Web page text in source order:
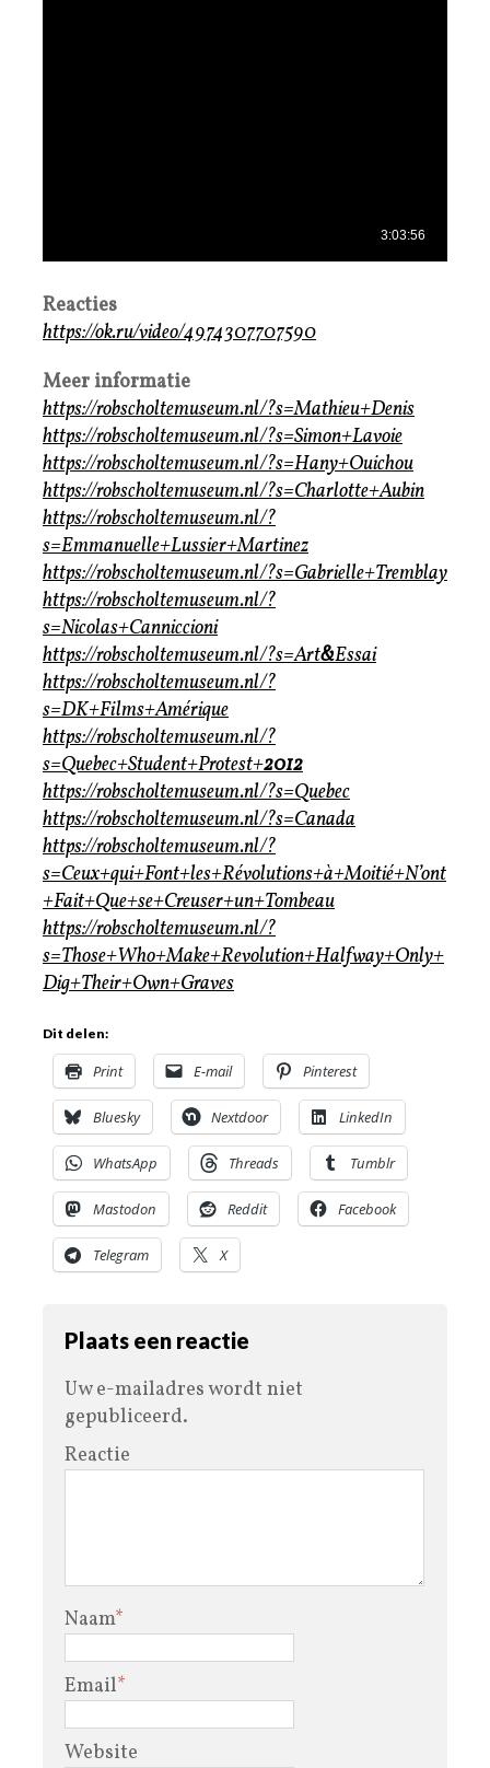
Reacties
https://ok.ru/video/4974307707590
Meer informatie
https://robscholtemuseum.nl/?s=Mathieu+Denis
https://robscholtemuseum.nl/?s=Simon+Lavoie
https://robscholtemuseum.nl/?s=Hany+Ouichou
https://robscholtemuseum.nl/?s=Charlotte+Aubin
https://robscholtemuseum.nl/?
s=Emmanuelle+Lussier+Martinez
https://robscholtemuseum.nl/?s=Gabrielle+Tremblay
https://robscholtemuseum.nl/?
s=Nicolas+Canniccioni
https://robscholtemuseum.nl/?s=Art&Essai
https://robscholtemuseum.nl/?
s=DK+Films+Amérique
https://robscholtemuseum.nl/?
s=Quebec+Student+Protest+2012
https://robscholtemuseum.nl/?s=Quebec
https://robscholtemuseum.nl/?s=Canada
https://robscholtemuseum.nl/?
s=Ceux+qui+Font+les+Révolutions+à+Moitié+N’ont
+Fait+Que+se+Creuser+un+Tombeau
https://robscholtemuseum.nl/?
s=Those+Who+Make+Revolution+Halfway+Only+
Dig+Their+Own+Graves
Dit delen:
Print E-mail Pinterest
Bluesky Nextdoor LinkedIn
WhatsApp Threads Tumblr
Mastodon Reddit Facebook
Telegram X
Plaats een reactie
Uw e-mailadres wordt niet
gepubliceerd.
Reactie
Naam*
Email*
Website